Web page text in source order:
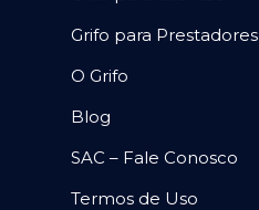
Grifo para Prestadores
O Grifo
Blog
SAC – Fale Conosco
Termos de Uso